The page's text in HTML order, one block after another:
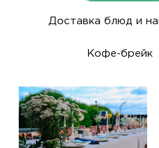
Доставка блюд и
Кофе-брейк